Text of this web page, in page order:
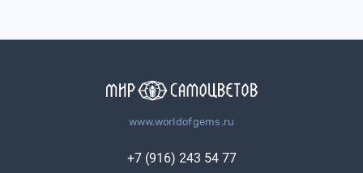
www.worldofgems.ru
+7 (916) 243 54 77